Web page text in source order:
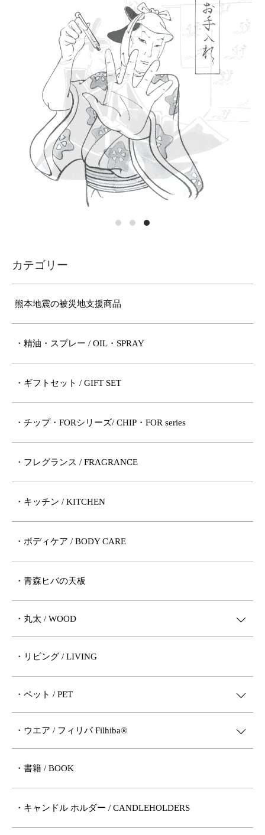
カテゴリー
熊本地震の被災地支援商品
・精油・スプレー / OIL・SPRAY
・ギフトセット / GIFT SET
・チップ・FORシリーズ/ CHIP・FOR series
・フレグランス / FRAGRANCE
・キッチン / KITCHEN
・ボディケア / BODY CARE
・青森ヒバの天板
・丸太 / WOOD
・リビング / LIVING
・ペット / PET
・ウエア / フィリバ Filhiba®︎
・書籍 / BOOK
・キャンドル ホルダー / CANDLEHOLDERS